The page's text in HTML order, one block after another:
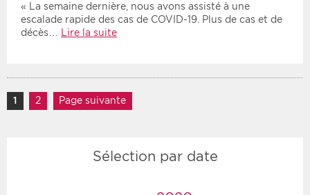
« La semaine dernière, nous avons assisté à une
escalade rapide des cas de COVID-19. Plus de cas et de
décès…
Lire la suite
Navigation des articles
Page
1 Page
2 Page suivante
Sélection par date